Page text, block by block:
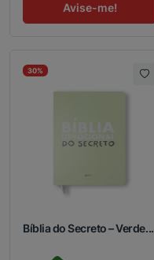
Avise-me!
30%
Bíblia do Secreto – Verde...